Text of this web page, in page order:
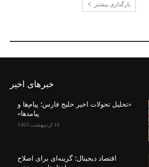
بارگذاری بیشتر
خبرهای اخیر
«تحلیل تحولات اخیر خلیج فارس؛ پیام‌ها و
پیامدها»
16 اردیبهشت 1403
اقتصاد دیجیتال؛ گزینه‌ای برای اصلاح